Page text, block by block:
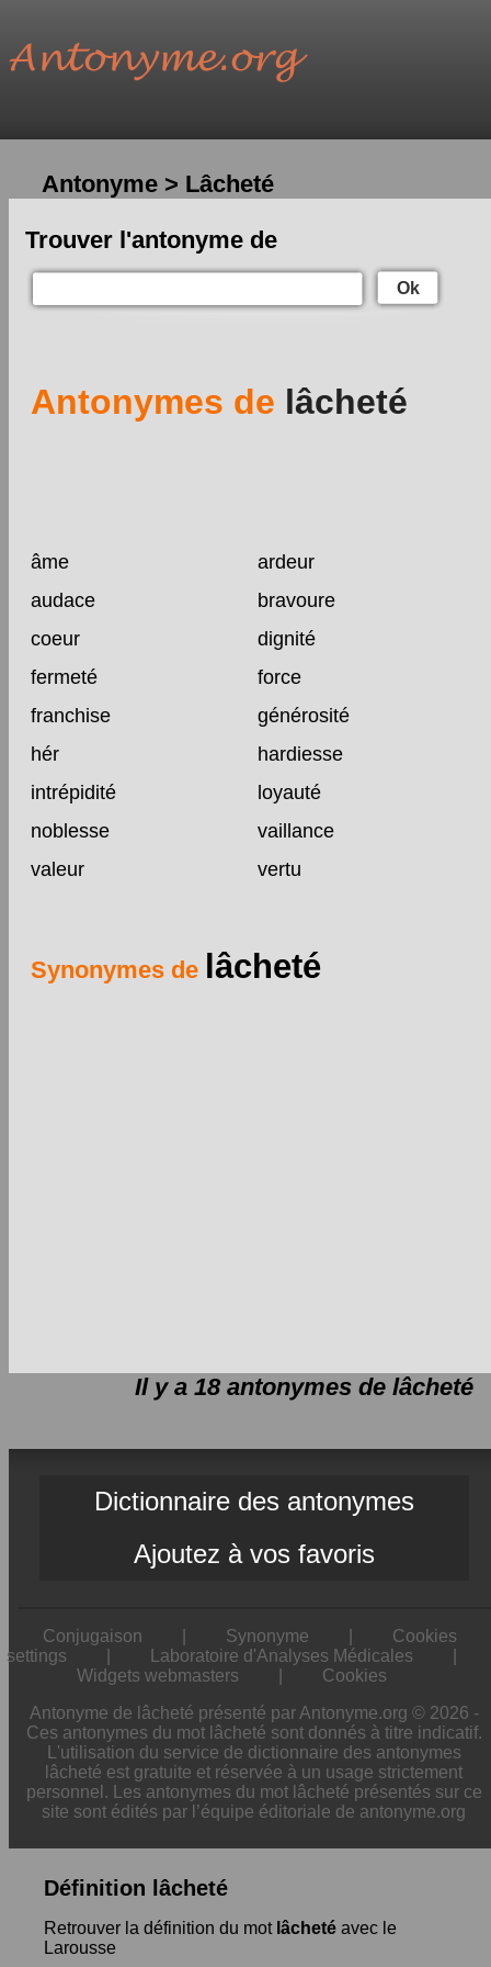
Antonyme > Lâcheté
Trouver l'antonyme de
Ok
Antonymes de lâcheté
âme
ardeur
audace
bravoure
coeur
dignité
fermeté
force
franchise
générosité
hér
hardiesse
intrépidité
loyauté
noblesse
vaillance
valeur
vertu
Synonymes de lâcheté
Il y a 18 antonymes de lâcheté
Dictionnaire des antonymes
Ajoutez à vos favoris
Conjugaison Synonyme
Cookies
settings
Laboratoire d'Analyses Médicales
Widgets webmasters
Cookies
Antonyme de lâcheté présenté par Antonyme.org © 2026 -
Ces antonymes du mot lâcheté sont donnés à titre indicatif.
L'utilisation du service de dictionnaire des antonymes
lâcheté est gratuite et réservée à un usage strictement
personnel. Les antonymes du mot lâcheté présentés sur ce
site sont édités par l’équipe éditoriale de antonyme.org
Définition lâcheté
Retrouver la définition du mot lâcheté avec le
Larousse